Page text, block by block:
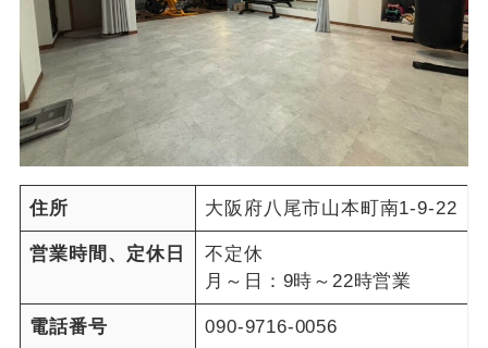
住所 大阪府八尾市山本町南1-9-22
営業時間、定休日
不定休
月～日：9時～22時営業
電話番号 090-9716-0056